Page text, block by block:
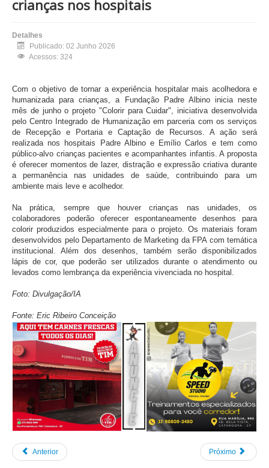
crianças nos hospitais
Detalhes
Publicado: 02 Junho 2026
Acessos: 324
Com o objetivo de tornar a experiência hospitalar mais acolhedora e
humanizada para crianças, a Fundação Padre Albino inicia neste
mês de junho o projeto "Colorir para Cuidar", iniciativa desenvolvida
pelo Centro Integrado de Humanização em parceria com os serviços
de Recepção e Portaria e Captação de Recursos. A ação será
realizada nos hospitais Padre Albino e Emílio Carlos e tem como
público-alvo crianças pacientes e acompanhantes infantis. A proposta
é oferecer momentos de lazer, distração e expressão criativa durante
a permanência nas unidades de saúde, contribuindo para um
ambiente mais leve e acolhedor.
Na prática, sempre que houver crianças nas unidades, os
colaboradores poderão oferecer espontaneamente desenhos para
colorir produzidos especialmente para o projeto. Os materiais foram
desenvolvidos pelo Departamento de Marketing da FPA com temática
institucional. Além dos desenhos, também serão disponibilizados
lápis de cor, que poderão ser utilizados durante o atendimento ou
levados como lembrança da experiência vivenciada no hospital.
Foto: Divulgação/IA
Fonte: Eric Ribeiro Conceição
Anterior Próximo